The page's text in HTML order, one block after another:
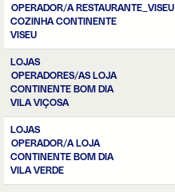
OPERADOR/A RESTAURANTE_VISEU
COZINHA CONTINENTE
VISEU
LOJAS
OPERADORES/AS LOJA
CONTINENTE BOM DIA
VILA VIÇOSA
LOJAS
OPERADOR/A LOJA
CONTINENTE BOM DIA
VILA VERDE